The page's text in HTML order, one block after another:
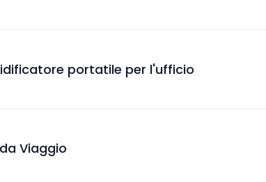
portatile per l'ufficio
Viaggio